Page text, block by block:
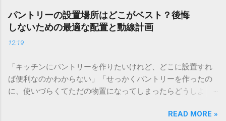
合わせたプランを丁寧に提案してくれます。事前の予約で待
ち時間もなく、じっくりと相談できるため、今の住まいのお
悩み解決にもつながります。 ＞ [お近くのショールームを検
索・来場予約する] マイホームの計画やリフォームを考え始め
多いでしょう。画面越しに見る美しい写真や詳細なスペック
はとても魅力的ですが、実際に生活を始めてみると「思って
いたイメージと少し違う」「使い勝手が想像と違った」とい
において、心から納得できる選択をするためには、現物を確
パントリーの設置場所はどこがベスト？後悔
しないための最適な配置と動線計画
12:19
「キッチンにパントリーを作りたいけれど、どこに設置すれ
ば便利なのかわからない」「せっかくパントリーを作ったの
に、使いづらくてただの物置になってしまったらどうしよ
理器具をすっきりと収納できるパントリーは、整理整頓され
READ MORE »